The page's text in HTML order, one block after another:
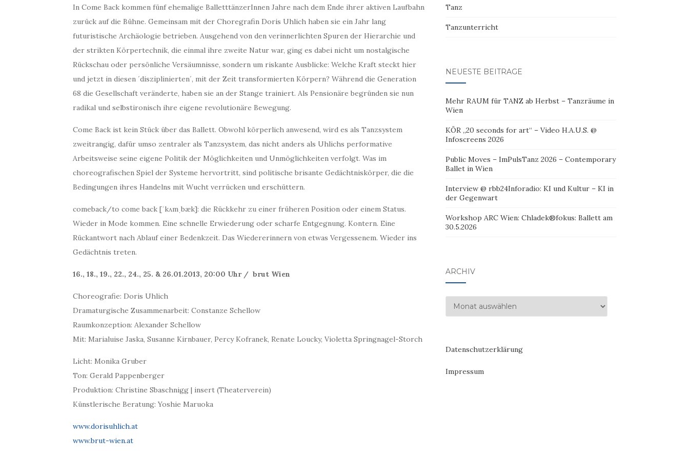
In Come Back kommen fünf ehemalige BalletttänzerInnen Jahre nach dem Ende ihrer aktiven Laufbahn
zurück auf die Bühne. Gemeinsam mit der Choregrafin Doris Uhlich haben sie ein Jahr lang
futuristische Archäologie betrieben. Ausgehend von den verinnerlichten Spuren der Hierarchie und
der strikten Körpertechnik, die einmal ihre zweite Natur war, ging es dabei nicht um nostalgische
Rückschau oder persönliche Versäumnisse, sondern um riskante Ausblicke: Welche Kraft steckt hier
und jetzt in diesen ´disziplinierten´, mit der Zeit transformierten Körpern? Während die Generation
68 die Gesellschaft veränderte, haben sie an der Stange trainiert. Als Pensionäre begründen sie nun
radikal und selbstironisch ihre eigene revolutionäre Bewegung.
Come Back ist kein Stück über das Ballett. Obwohl körperlich anwesend, wird es als Tanzsystem
zweitrangig, dafür umso zentraler als Tanzsystem, das nicht anders als Uhlichs performative
Arbeitsweise seine eigene Politik der Möglichkeiten und Unmöglichkeiten verfolgt. Was im
choreografischen Spiel der Systeme hervortritt, sind politische brisante Gedächtniskörper, die die
Bedingungen ihres Handelns mit Wucht verrücken und erschüttern.
comeback/to come back [ˈkʌmˌbæk]: die Rückkehr zu einer früheren Position oder einem Status.
Wieder in Mode kommen. Eine schnelle Erwiederung oder scharfe Entgegnung. Kontern. Eine
Rückantwort nach Ablauf einer Bedenkzeit. Das Wiedererinnern von etwas Vergessenem. Wieder ins
Gedächtnis treten.
16., 18., 19., 22., 24., 25. & 26.01.2013, 20:00 Uhr / brut Wien
Choreografie: Doris Uhlich
Dramaturgische Zusammenarbeit: Constanze Schellow
Raumkonzeption: Alexander Schellow
Mit: Marialuise Jaska, Susanne Kirnbauer, Percy Kofranek, Renate Loucky, Violetta Springnagel-Storch
Licht: Monika Gruber
Ton: Gerald Pappenberger
Produktion: Christine Sbaschnigg | insert (Theaterverein)
Künstlerische Beratung: Yoshie Maruoka
www.dorisuhlich.at
www.brut-wien.at
Tanz
Tanzunterricht
NEUESTE BEITRÄGE
Mehr RAUM für TANZ ab Herbst – Tanzräume in
Wien
KÖR „20 seconds for art“ – Video H.A.U.S. @
Infoscreens 2026
Public Moves – ImPulsTanz 2026 – Contemporary
Ballet in Wien
Interview @ rbb24Inforadio: KI und Kultur – KI in
der Gegenwart
Workshop ARC Wien: Chladek®fokus: Ballett am
30.5.2026
ARCHIV
Archiv
Datenschutzerklärung
Impressum